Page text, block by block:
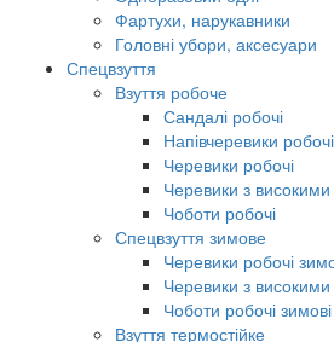
Фартухи, нарукавники
Головні убори, аксесуари
Спецвзуття
Взуття робоче
Сандалі робочі
Напівчеревики робочі
Черевики робочі
Черевики з
Чоботи робочі
Спецвзуття зимове
Черевики робочі
Черевики з
Чоботи робочі зимові
Взуття термостійке